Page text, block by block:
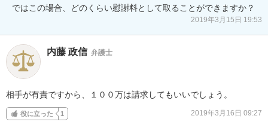
ではこの場合、どのくらい慰謝料として取ることができますか？
2019年3月15日 19:53
内藤 政信 弁護士
相手が有責ですから、１００万は請求してもいいでしょう。
役に立った 1 2019年3月16日 09:27